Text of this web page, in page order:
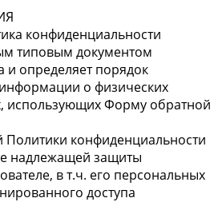
конфиденциальности
типовым документом
и определяет порядок
о физических
использующих Форму обратной
конфиденциальности
надлежащей защиты
в т.ч. его персональных
доступа